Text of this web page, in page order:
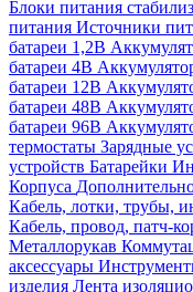
Блоки питания
питания Источники
батареи 1,2В
батареи 4В
батареи 12В
батареи 48В
батареи 96В
термостаты Зарядные
устройств Батарейки
Корпуса
Кабель, лотки, трубы,
Кабель, провод, патч-
Металлорукав
аксессуары
изделия Лента